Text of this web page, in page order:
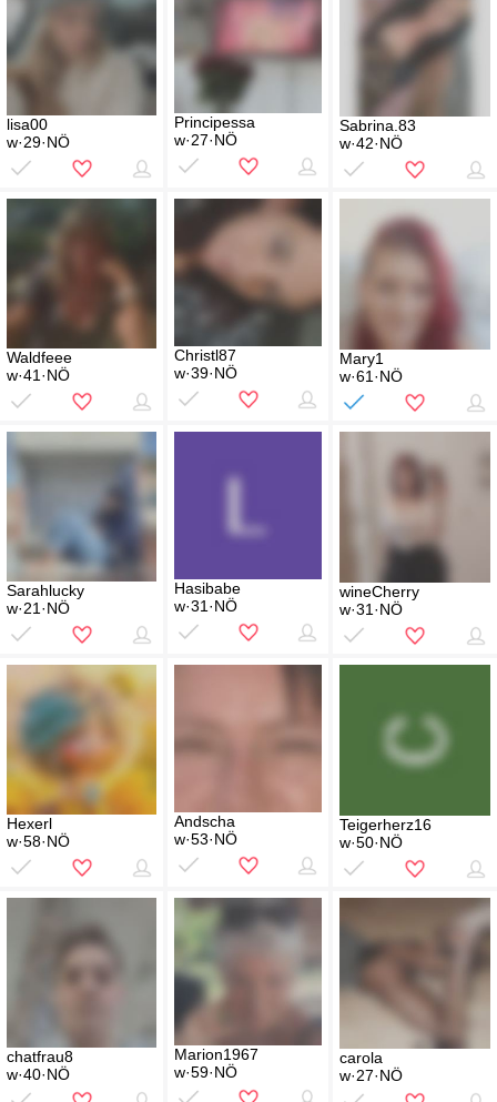
lisa00
w·29·NÖ
Principessa
w·27·NÖ
Sabrina.83
w·42·NÖ
Waldfeee
w·41·NÖ
Christl87
w·39·NÖ
Mary1
w·61·NÖ
Sarahlucky
w·21·NÖ
Hasibabe
w·31·NÖ
wineCherry
w·31·NÖ
Hexerl
w·58·NÖ
Andscha
w·53·NÖ
Teigerherz16
w·50·NÖ
chatfrau8
w·40·NÖ
Marion1967
w·59·NÖ
carola
w·27·NÖ